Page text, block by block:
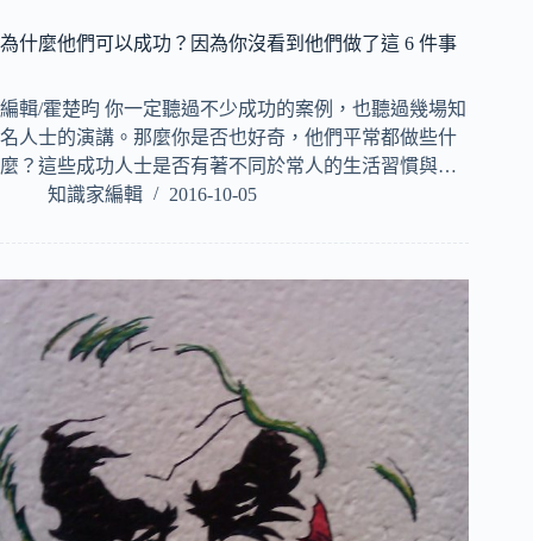
為什麼他們可以成功？因為你沒看到他們做了這 6 件事
編輯/霍楚昀 你一定聽過不少成功的案例，也聽過幾場知
名人士的演講。那麼你是否也好奇，他們平常都做些什
麼？這些成功人士是否有著不同於常人的生活習慣與…
知識家編輯
2016-10-05